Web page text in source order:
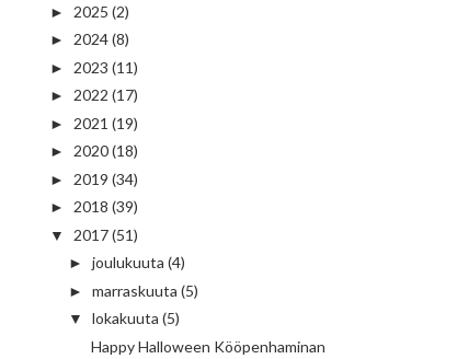
► 2025 (2)
► 2024(8)
► 2023 (11)
► 2022 (17)
► 2021 (19)
► 2020(18)
► 2019 (34)
► 2018 (39)
▼ 2017(51)
► joulukuuta (4)
► marraskuuta (5)
▼ lokakuuta (5)
Happy Halloween Kööpenhaminan